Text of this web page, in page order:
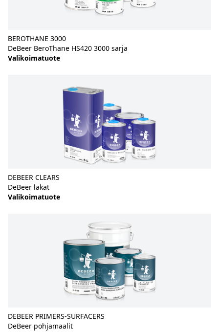
BEROTHANE 3000
DeBeer BeroThane HS420 3000 sarja
Valikoimatuote
DEBEER CLEARS
DeBeer lakat
Valikoimatuote
DEBEER PRIMERS-SURFACERS
DeBeer pohjamaalit